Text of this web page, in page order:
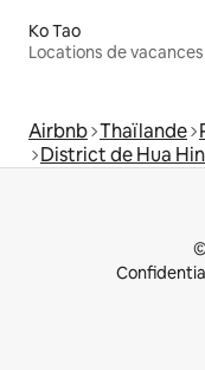
Ko Tao
Locations de vacances
Airbnb Thaïlande
District de Hua Hin